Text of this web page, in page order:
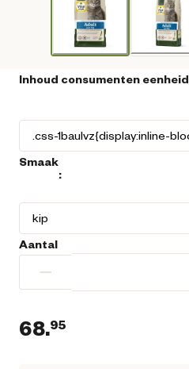
Inhoud consumenten eenheid
Smaak
:
Aantal
−
68.95